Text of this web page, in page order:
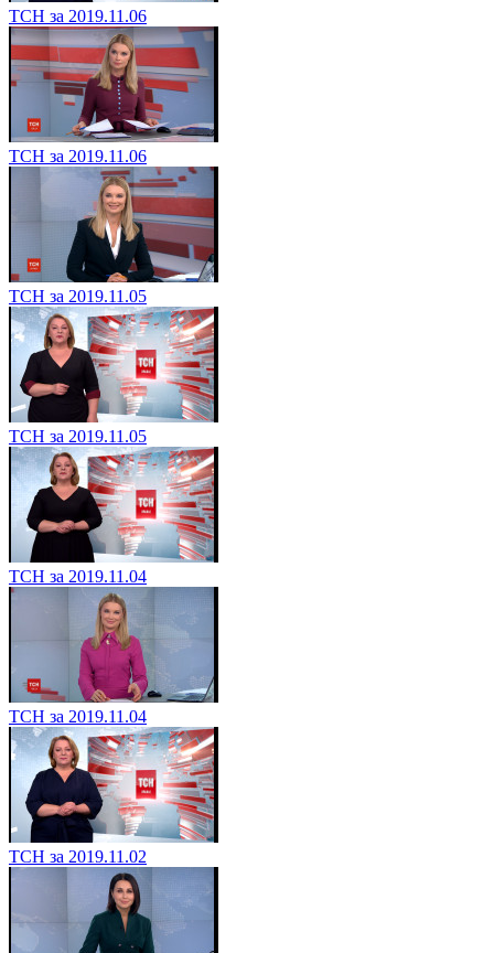
ТСН за 2019.11.06
ТСН за 2019.11.06
ТСН за 2019.11.05
ТСН за 2019.11.05
ТСН за 2019.11.04
ТСН за 2019.11.04
ТСН за 2019.11.02